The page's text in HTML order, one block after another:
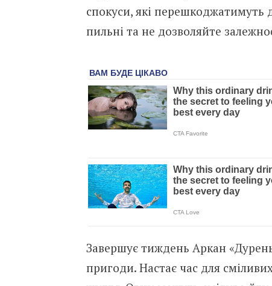
спокуси, які перешкоджатимуть
пильні та не дозволяйте
Завершує тиждень Аркан
пригоди. Настає час для